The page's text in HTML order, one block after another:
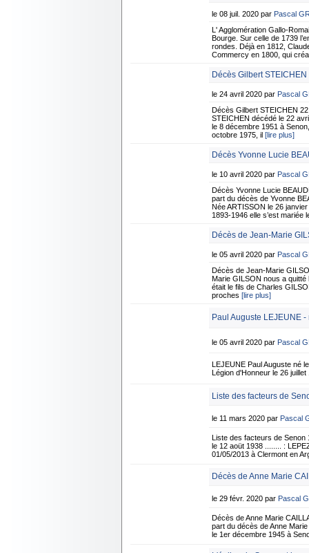
le 08 juil. 2020 par Pascal
L' Agglomération Gallo-
Bourge. Sur celle de 1739
rondes. Déjà en 1812,
Commercy en 1800, qui
Décès Gilbert
le 24 avril 2020 par Pascal
Décès Gilbert STEICHEN
STEICHEN décédé le 22
le 8 décembre 1951 à
octobre 1975, il [lire plus]
Décès Yvonne Lucie
le 10 avril 2020 par Pascal
Décès Yvonne Lucie
part du décès de Yvonne
Née ARTISSON le 26
1893-1946 elle s’est mariée
Décès de Jean-Marie
le 05 avril 2020 par Pascal
Décès de Jean-Marie
Marie GILSON nous a quitté
était le fils de Charles
proches [lire plus]
Paul Auguste LEJEUNE
le 05 avril 2020 par Pascal
LEJEUNE Paul Auguste né
Légion d'Honneur le 26
Liste des facteurs de
le 11 mars 2020 par Pascal
Liste des facteurs de Senon
le 12 aoüt 1938 ........ :
01/05/2013 à Clermont en
Décès de Anne Marie
le 29 févr. 2020 par Pascal
Décès de Anne Marie
part du décès de Anne
le 1er décembre 1945 à